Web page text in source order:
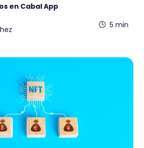
en Cabal App
5 min